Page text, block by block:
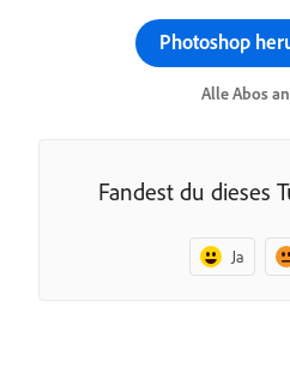
Photoshop
Alle Abos
Fandest du dieses
Ja